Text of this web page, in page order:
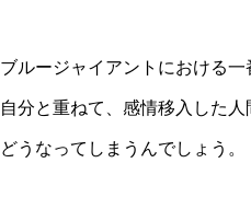
ブルージャイアントにおける
自分と重ねて、感情移入した
どうなってしまうんでしょう。